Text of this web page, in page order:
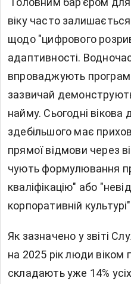
віку часто
щодо "цифрового
адаптивності.
впроваджують
зазвичай
найму. Сьогодні вікова
здебільшого має
прямої відмови через
чують формулювання
кваліфікацію" або
корпоративній
Як зазначено у звіті
на 2025 рік люди віком
складають уже 14%